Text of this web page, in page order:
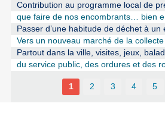
Contribution au programme local de
que faire de nos encombrants… bien
Passer d’une habitude de déchet à
Vers un nouveau marché de la
Partout dans la ville, visites, jeux,
du service public, des ordures et des
1 2 3 4 5